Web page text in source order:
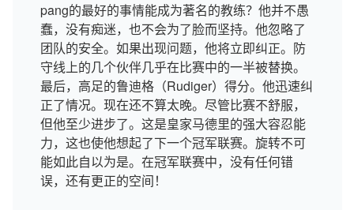
pang的最好的事情能成为著名的教练？他并不愚
蠢，没有痴迷，也不会为了脸而坚持。他忽略了
团队的安全。如果出现问题，他将立即纠正。防
守线上的几个伙伴几乎在比赛中的一半被替换。
最后，高足的鲁迪格（Rudiger）得分。他迅速纠
正了情况。现在还不算太晚。尽管比赛不舒服，
但他至少进步了。这是皇家马德里的强大容忍能
力，这也使他想起了下一个冠军联赛。旋转不可
能如此自以为是。在冠军联赛中，没有任何错
误，还有更正的空间！